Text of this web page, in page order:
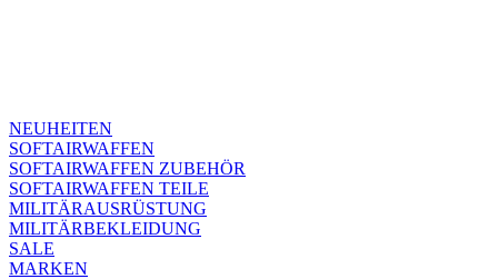
NEUHEITEN
SOFTAIRWAFFEN
SOFTAIRWAFFEN ZUBEHÖR
SOFTAIRWAFFEN TEILE
MILITÄRAUSRÜSTUNG
MILITÄRBEKLEIDUNG
SALE
MARKEN